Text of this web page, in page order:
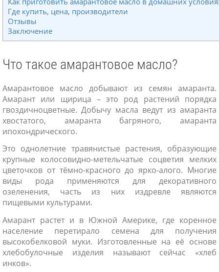
Где купить, цена, производители
Отзывы
Заключение
Что такое амарантовое масло?
Амарантовое масло добывают из семян амаранта.
Амарант или щирица – это род растений порядка
гвоздичноцветные. Добычу масла ведут из амаранта
хвостатого, амаранта багряного, амаранта
ипохондрического.
Это однолетние травянистые растения, образующие
крупные колосовидно-метельчатые соцветия мелких
цветочков от тёмно-красного до ярко-алого. Многие
виды рода применяются для декоративного
озеленения, часть из них издревле являются
пищевыми культурами.
Амарант растет и в Южной Америке, где коренное
население перетирало семена для получения
высокобелковой муки. Изготовленные на её основе
хлебобулочные изделия называют сейчас «хлеб
инков».